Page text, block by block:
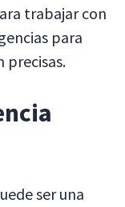
trabajar con
para
precisas.
ser una